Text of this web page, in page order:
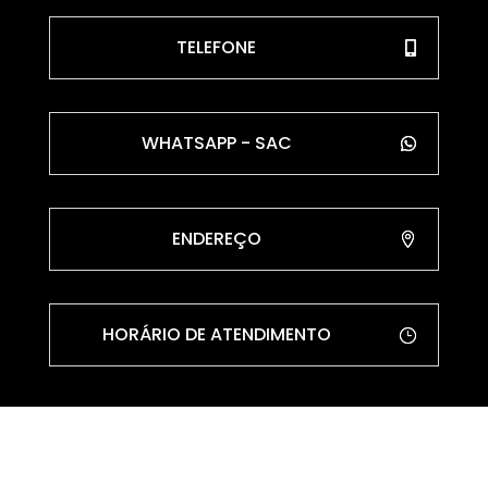
TELEFONE
WHATSAPP - SAC
ENDEREÇO
HORÁRIO DE ATENDIMENTO